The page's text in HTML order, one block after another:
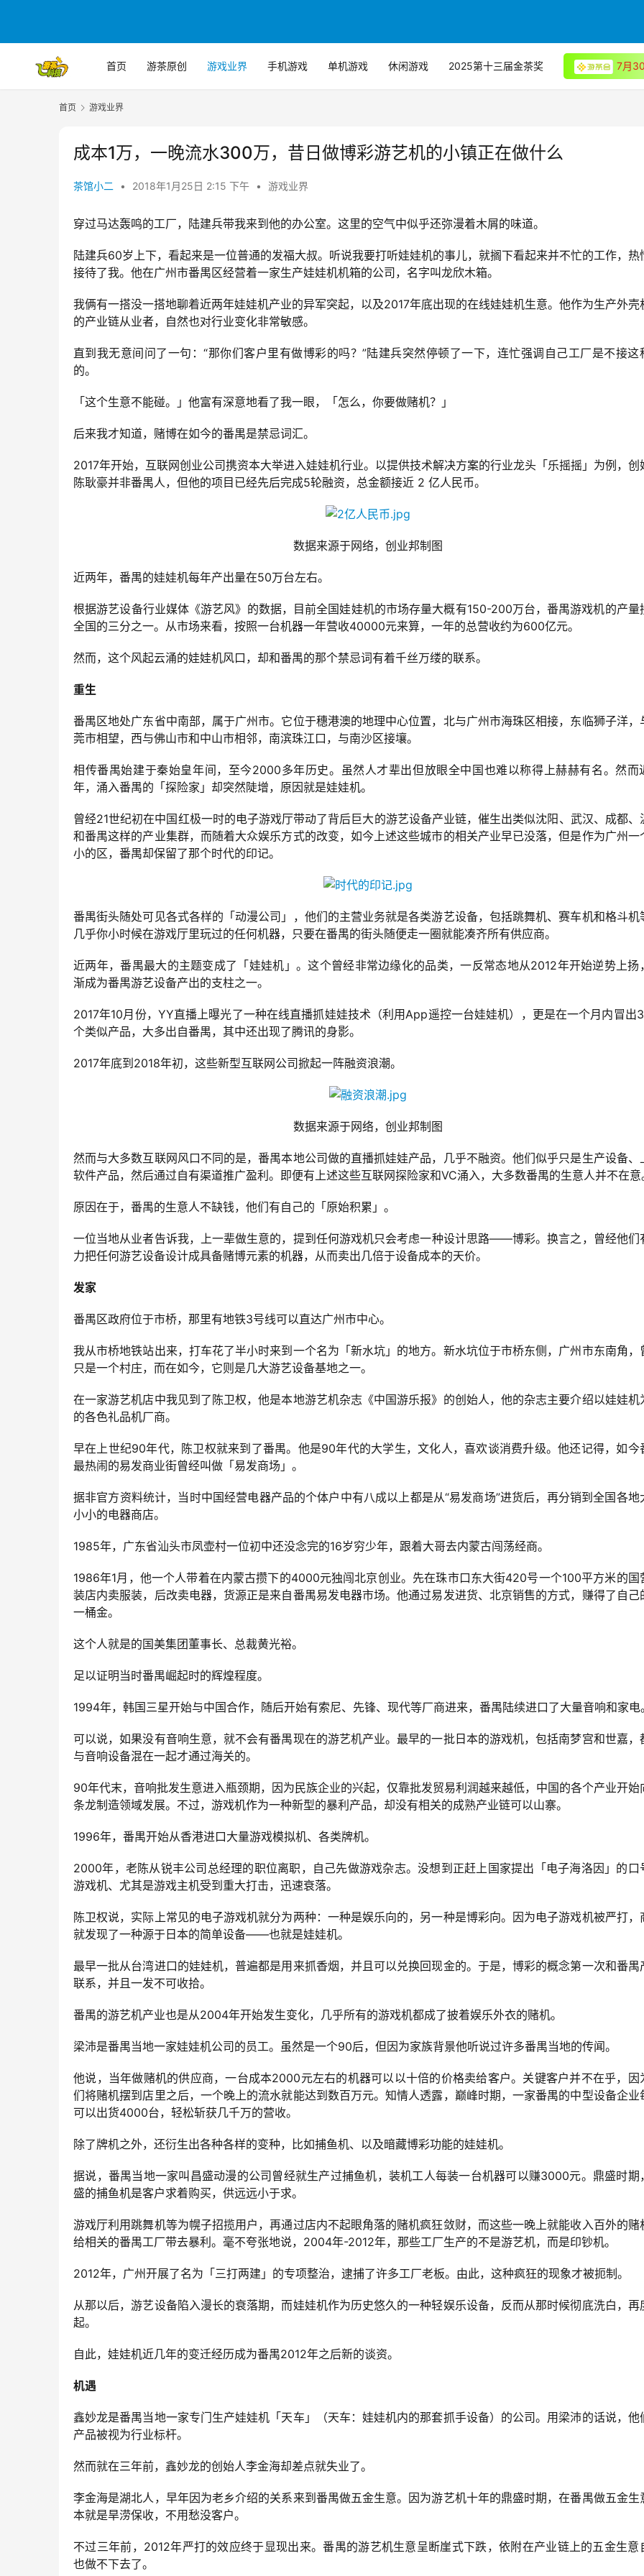
首页 游茶原创 游戏业界 手机游戏 单机游戏 休闲游戏 2025第十三届金茶奖 7月
首页 游戏业界
成本1万，一晚流水300万，昔日做博彩游艺机的小镇正在做什么
茶馆小二 • 2018年1月25日 2:15 下午 • 游戏业界
穿过马达轰鸣的工厂，陆建兵带我来到他的办公室。这里的空气中似乎还弥漫着木屑的味道。
陆建兵60岁上下，看起来是一位普通的发福大叔。听说我要打听娃娃机的事儿，就搁下看起来并不忙的工作，热
接待了我。他在广州市番禺区经营着一家生产娃娃机机箱的公司，名字叫龙欣木箱。
我俩有一搭没一搭地聊着近两年娃娃机产业的异军突起，以及2017年底出现的在线娃娃机生意。他作为生产外壳
的产业链从业者，自然也对行业变化非常敏感。
直到我无意间问了一句：“那你们客户里有做博彩的吗？”陆建兵突然停顿了一下，连忙强调自己工厂是不接这
的。
「这个生意不能碰。」他富有深意地看了我一眼，「怎么，你要做赌机？」
后来我才知道，赌博在如今的番禺是禁忌词汇。
2017年开始，互联网创业公司携资本大举进入娃娃机行业。以提供技术解决方案的行业龙头「乐摇摇」为例，创
陈耿豪并非番禺人，但他的项目已经先后完成5轮融资，总金额接近 2 亿人民币。
数据来源于网络，创业邦制图
近两年，番禺的娃娃机每年产出量在50万台左右。
根据游艺设备行业媒体《游艺风》的数据，目前全国娃娃机的市场存量大概有150-200万台，番禺游戏机的产量
全国的三分之一。从市场来看，按照一台机器一年营收40000元来算，一年的总营收约为600亿元。
然而，这个风起云涌的娃娃机风口，却和番禺的那个禁忌词有着千丝万缕的联系。
重生
番禺区地处广东省中南部，属于广州市。它位于穗港澳的地理中心位置，北与广州市海珠区相接，东临狮子洋，
莞市相望，西与佛山市和中山市相邻，南滨珠江口，与南沙区接壤。
相传番禺始建于秦始皇年间，至今2000多年历史。虽然人才辈出但放眼全中国也难以称得上赫赫有名。然而
年，涌入番禺的「探险家」却突然陡增，原因就是娃娃机。
曾经21世纪初在中国红极一时的电子游戏厅带动了背后巨大的游艺设备产业链，催生出类似沈阳、武汉、成都、
和番禺这样的产业集群，而随着大众娱乐方式的改变，如今上述这些城市的相关产业早已没落，但是作为广州一
小的区，番禺却保留了那个时代的印记。
番禺街头随处可见各式各样的「动漫公司」，他们的主营业务就是各类游艺设备，包括跳舞机、赛车机和格斗机
几乎你小时候在游戏厅里玩过的任何机器，只要在番禺的街头随便走一圈就能凑齐所有供应商。
近两年，番禺最大的主题变成了「娃娃机」。这个曾经非常边缘化的品类，一反常态地从2012年开始逆势上扬
渐成为番禺游艺设备产出的支柱之一。
2017年10月份，YY直播上曝光了一种在线直播抓娃娃技术（利用App遥控一台娃娃机），更是在一个月内冒出
个类似产品，大多出自番禺，其中还出现了腾讯的身影。
2017年底到2018年初，这些新型互联网公司掀起一阵融资浪潮。
数据来源于网络，创业邦制图
然而与大多数互联网风口不同的是，番禺本地公司做的直播抓娃娃产品，几乎不融资。他们似乎只是生产设备、
软件产品，然后通过自有渠道推广盈利。即便有上述这些互联网探险家和VC涌入，大多数番禺的生意人并不在意
原因在于，番禺的生意人不缺钱，他们有自己的「原始积累」。
一位当地从业者告诉我，上一辈做生意的，提到任何游戏机只会考虑一种设计思路——博彩。换言之，曾经他们
力把任何游艺设备设计成具备赌博元素的机器，从而卖出几倍于设备成本的天价。
发家
番禺区政府位于市桥，那里有地铁3号线可以直达广州市中心。
我从市桥地铁站出来，打车花了半小时来到一个名为「新水坑」的地方。新水坑位于市桥东侧，广州市东南角，
只是一个村庄，而在如今，它则是几大游艺设备基地之一。
在一家游艺机店中我见到了陈卫权，他是本地游艺机杂志《中国游乐报》的创始人，他的杂志主要介绍以娃娃机
的各色礼品机厂商。
早在上世纪90年代，陈卫权就来到了番禺。他是90年代的大学生，文化人，喜欢谈消费升级。他还记得，如今
最热闹的易发商业街曾经叫做「易发商场」。
据非官方资料统计，当时中国经营电器产品的个体户中有八成以上都是从“易发商场”进货后，再分销到全国各地
小小的电器商店。
1985年，广东省汕头市凤壶村一位初中还没念完的16岁穷少年，跟着大哥去内蒙古闯荡经商。
1986年1月，他一个人带着在内蒙古攒下的4000元独闯北京创业。先在珠市口东大街420号一个100平方米的国
装店内卖服装，后改卖电器，货源正是来自番禺易发电器市场。他通过易发进货、北京销售的方式，赚得了自己
一桶金。
这个人就是的国美集团董事长、总裁黄光裕。
足以证明当时番禺崛起时的辉煌程度。
1994年，韩国三星开始与中国合作，随后开始有索尼、先锋、现代等厂商进来，番禺陆续进口了大量音响和家电。
可以说，如果没有音响生意，就不会有番禺现在的游艺机产业。最早的一批日本的游戏机，包括南梦宫和世嘉，
与音响设备混在一起才通过海关的。
90年代末，音响批发生意进入瓶颈期，因为民族企业的兴起，仅靠批发贸易利润越来越低，中国的各个产业开始
条龙制造领域发展。不过，游戏机作为一种新型的暴利产品，却没有相关的成熟产业链可以山寨。
1996年，番禺开始从香港进口大量游戏模拟机、各类牌机。
2000年，老陈从锐丰公司总经理的职位离职，自己先做游戏杂志。没想到正赶上国家提出「电子海洛因」的口
游戏机、尤其是游戏主机受到重大打击，迅速衰落。
陈卫权说，实际上常见的电子游戏机就分为两种：一种是娱乐向的，另一种是博彩向。因为电子游戏机被严打，
就发现了一种源于日本的简单设备——也就是娃娃机。
最早一批从台湾进口的娃娃机，普遍都是用来抓香烟，并且可以兑换回现金的。于是，博彩的概念第一次和番禺
联系，并且一发不可收拾。
番禺的游艺机产业也是从2004年开始发生变化，几乎所有的游戏机都成了披着娱乐外衣的赌机。
梁沛是番禺当地一家娃娃机公司的员工。虽然是一个90后，但因为家族背景他听说过许多番禺当地的传闻。
他说，当年做赌机的供应商，一台成本2000元左右的机器可以以十倍的价格卖给客户。关键客户并不在乎，因
们将赌机摆到店里之后，一个晚上的流水就能达到数百万元。知情人透露，巅峰时期，一家番禺的中型设备企业
可以出货4000台，轻松斩获几千万的营收。
除了牌机之外，还衍生出各种各样的变种，比如捕鱼机、以及暗藏博彩功能的娃娃机。
据说，番禺当地一家叫昌盛动漫的公司曾经就生产过捕鱼机，装机工人每装一台机器可以赚3000元。鼎盛时期
盛的捕鱼机是客户求着购买，供远远小于求。
游戏厅利用跳舞机等为幌子招揽用户，再通过店内不起眼角落的赌机疯狂敛财，而这些一晚上就能收入百外的赌
给相关的番禺工厂带去暴利。毫不夸张地说，2004年-2012年，那些工厂生产的不是游艺机，而是印钞机。
2012年，广州开展了名为「三打两建」的专项整治，逮捕了许多工厂老板。由此，这种疯狂的现象才被扼制。
从那以后，游艺设备陷入漫长的衰落期，而娃娃机作为历史悠久的一种轻娱乐设备，反而从那时候彻底洗白，再
起。
自此，娃娃机近几年的变迁经历成为番禺2012年之后新的谈资。
机遇
鑫妙龙是番禺当地一家专门生产娃娃机「天车」（天车：娃娃机内的那套抓手设备）的公司。用梁沛的话说，他
产品被视为行业标杆。
然而就在三年前，鑫妙龙的创始人李金海却差点就失业了。
李金海是湖北人，早年因为老乡介绍的关系来到番禺做五金生意。因为游艺机十年的鼎盛时期，在番禺做五金生
本就是旱涝保收，不用愁没客户。
不过三年前，2012年严打的效应终于显现出来。番禺的游艺机生意呈断崖式下跌，依附在产业链上的五金生意
也做不下去了。